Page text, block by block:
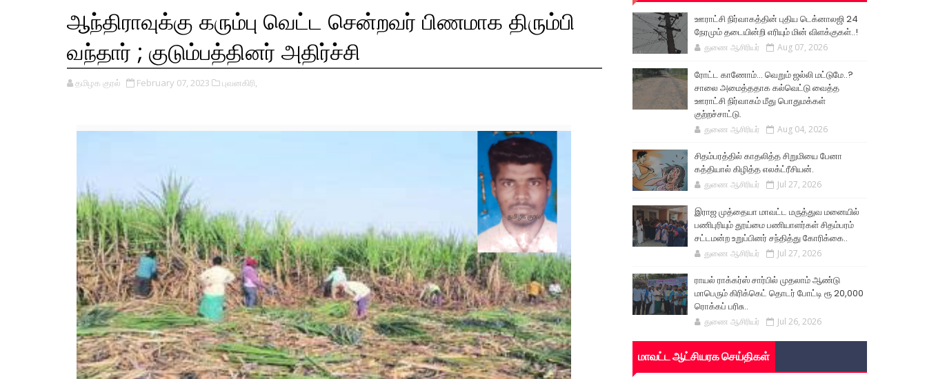
ஆந்திராவுக்கு கரும்பு வெட்ட சென்றவர் பிணமாக திரும்பி
வந்தார் ; குடும்பத்தினர் அதிர்ச்சி
தமிழக குரல் February 07, 2023 புவனகிரி,
ஊராட்சி நிர்வாகத்தின் புதிய டெக்னாலஜி 24
நேரமும் தடையின்றி எரியும் மின் விளக்குகள்..!
துணை ஆசிரியர் Aug 07, 2026
ரோட்ட காணோம்... வெறும் ஜல்லி மட்டுமே..?
சாலை அமைத்ததாக கல்வெட்டு வைத்த
ஊராட்சி நிர்வாகம் மீது பொதுமக்கள்
குற்றச்சாட்டு.
துணை ஆசிரியர் Aug 04, 2026
சிதம்பரத்தில் காதலித்த சிறுமியை பேனா
கத்தியால் கிழித்த எலக்ட்ரீசியன்.
துணை ஆசிரியர் Jul 27, 2026
இராஜ முத்தையா மாவட்ட மருத்துவ மனையில்
பணிபுரியும் தூய்மை பணியாளர்கள் சிதம்பரம்
சட்டமன்ற உறுப்பினர் சந்தித்து கோரிக்கை..
துணை ஆசிரியர் Jul 27, 2026
ராயல் ராக்கர்ஸ் சார்பில் முதலாம் ஆண்டு
மாபெரும் கிரிக்கெட் தொடர் போட்டி ரூ 20,000
ரொக்கப் பரிசு..
துணை ஆசிரியர் Jul 26, 2026
மாவட்ட ஆட்சியரக செய்திகள்